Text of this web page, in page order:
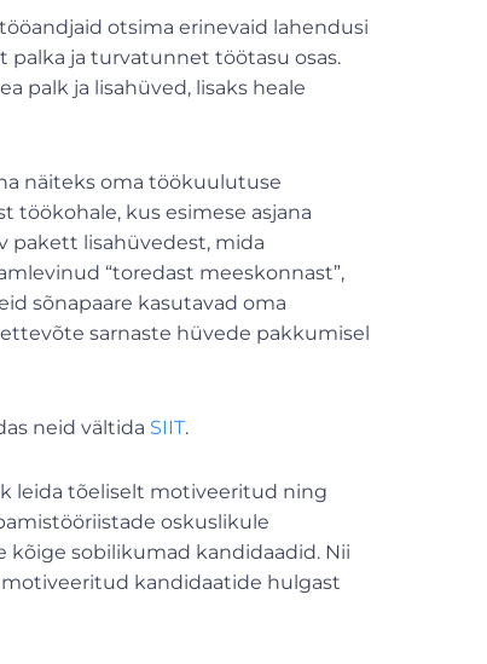
otsima erinevaid lahendusi
palka ja turvatunnet töötasu osas.
palk ja lisahüved, lisaks heale
näiteks oma töökuulutuse
töökohale, kus esimese asjana
pakett lisahüvedest, mida
“toredast meeskonnast”,
sõnapaare kasutavad oma
sarnaste hüvede pakkumisel
neid vältida SIIT.
leida tõeliselt motiveeritud ning
oskuslikule
kõige sobilikumad kandidaadid. Nii
kandidaatide hulgast